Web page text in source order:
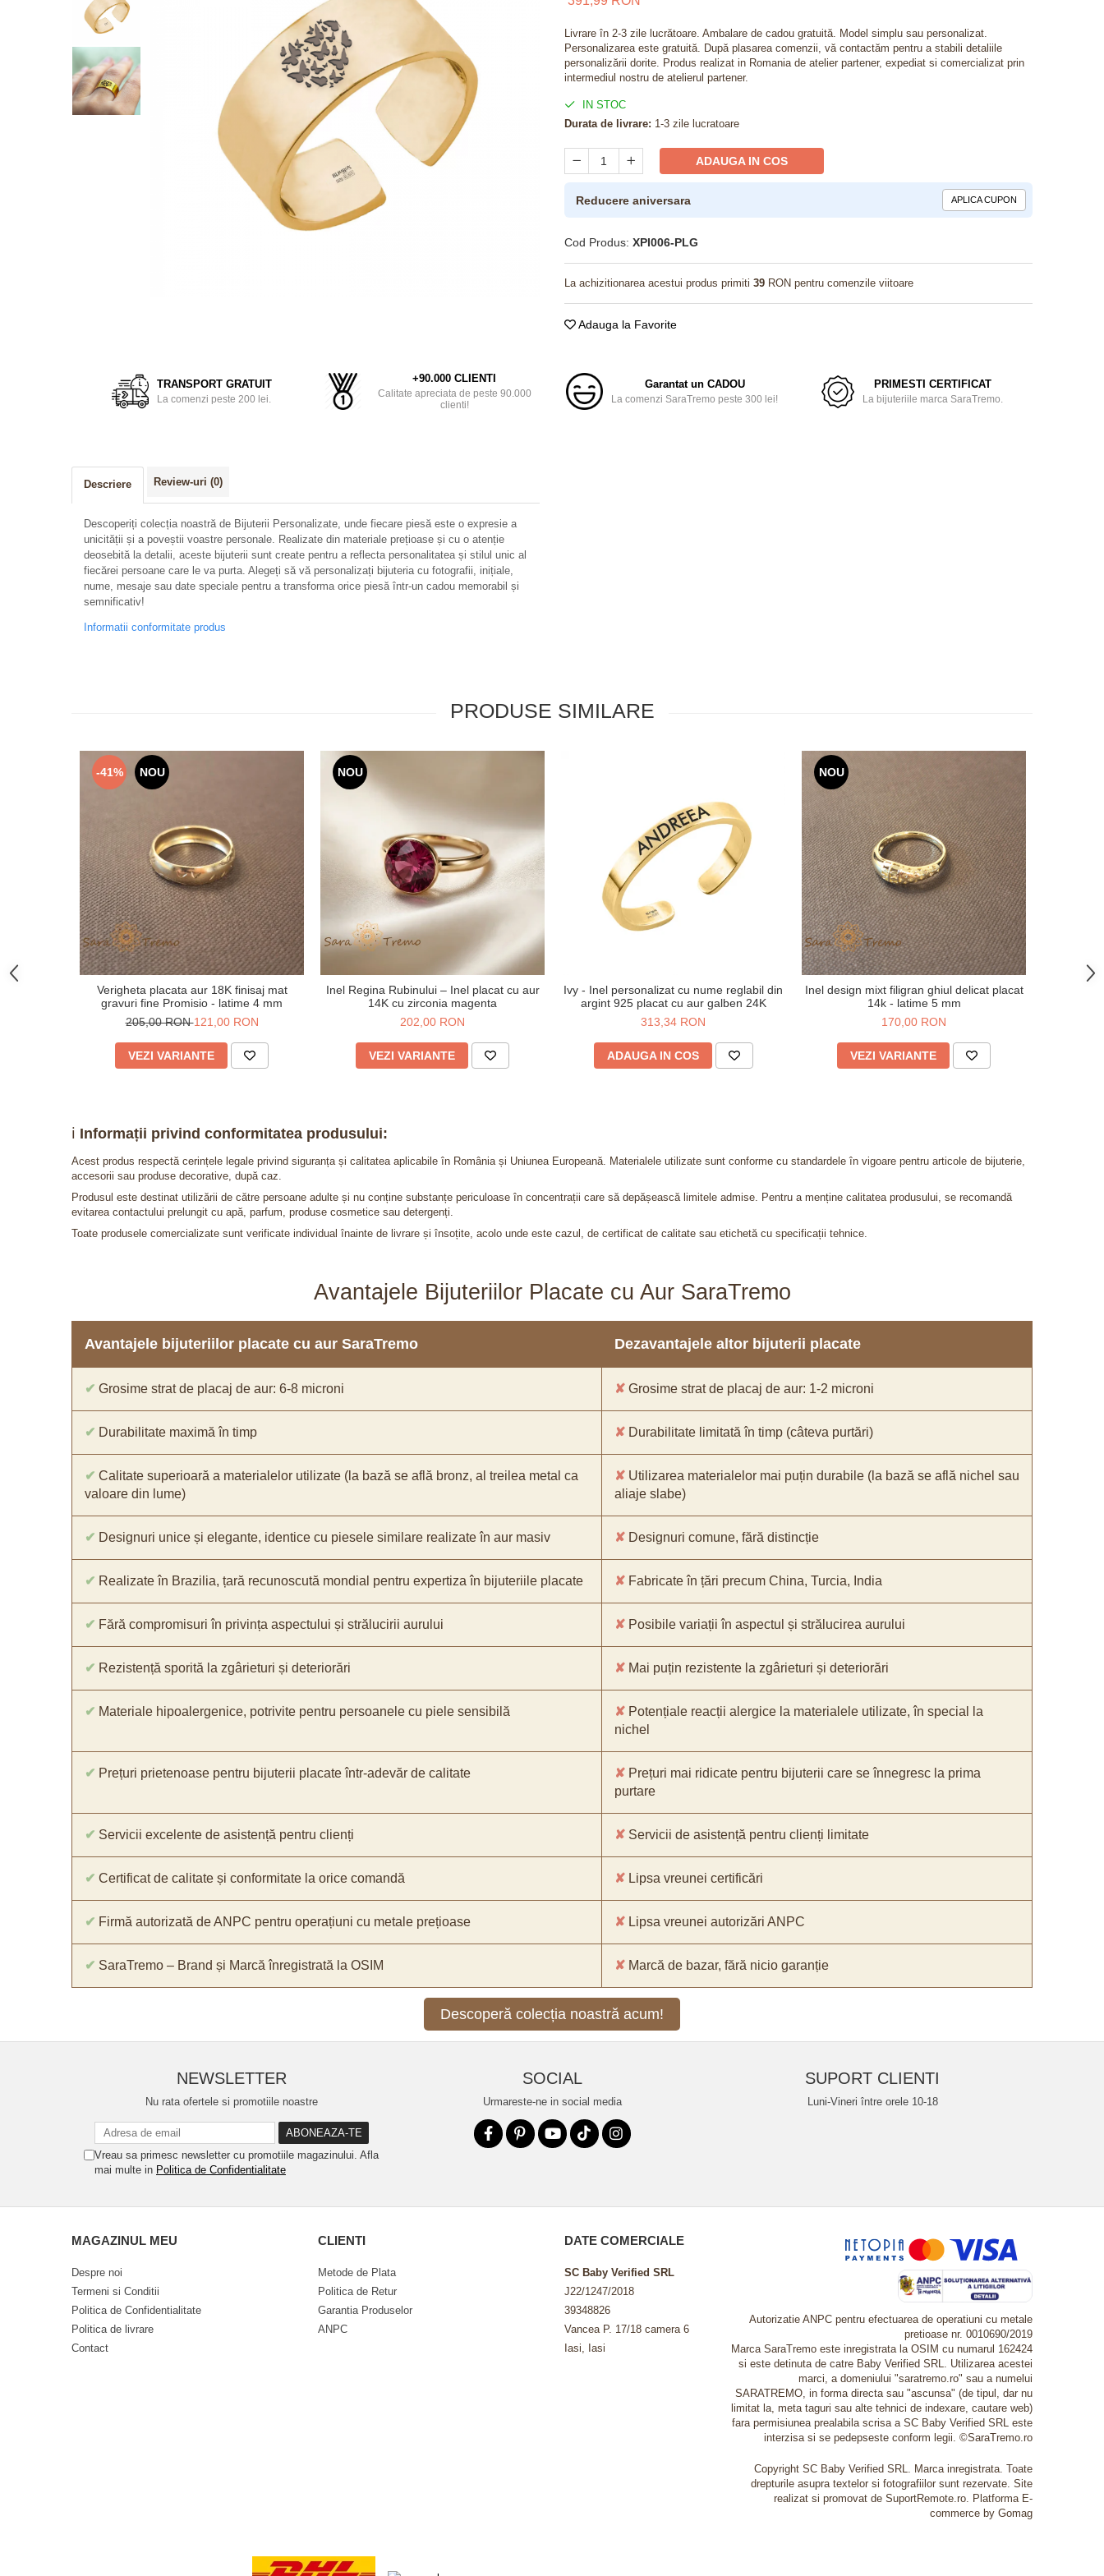
Bijuterii pentru barbati
Livrare în 2-3 zile lucrătoare. Ambalare de cadou gratuită. Model simplu sau personalizat.
Personalizarea este gratuită. După plasarea comenzii, vă contactăm pentru a stabili detaliile
personalizării dorite. Produs realizat in Romania de atelier partener, expediat si comercializat prin
intermediul nostru de atelierul partener.
IN STOC
Durata de livrare: 1-3 zile lucratoare
ADAUGA IN COS
Reducere aniversara APLICA CUPON
Cod Produs: XPI006-PLG
La achizitionarea acestui produs primiti 39 RON pentru comenzile viitoare
Adauga la Favorite
TRANSPORT GRATUIT
La comenzi peste 200 lei.
+90.000 CLIENTI
Calitate apreciata de peste 90.000
clienti!
Garantat un CADOU
La comenzi SaraTremo peste 300 lei!
PRIMESTI CERTIFICAT
La bijuteriile marca SaraTremo.
Descriere Review-uri (0)
Descoperiți colecția noastră de Bijuterii Personalizate, unde fiecare piesă este o expresie a
unicității și a poveștii voastre personale. Realizate din materiale prețioase și cu o atenție
deosebită la detalii, aceste bijuterii sunt create pentru a reflecta personalitatea și stilul unic al
fiecărei persoane care le va purta. Alegeți să vă personalizați bijuteria cu fotografii, inițiale,
nume, mesaje sau date speciale pentru a transforma orice piesă într-un cadou memorabil și
semnificativ!
Informatii conformitate produs
PRODUSE SIMILARE
-41% NOU
Verigheta placata aur 18K finisaj mat
gravuri fine Promisio - latime 4 mm
205,00 RON121,00 RON
VEZI VARIANTE
NOU
Inel Regina Rubinului – Inel placat cu aur
14K cu zirconia magenta
202,00 RON
VEZI VARIANTE
Ivy - Inel personalizat cu nume reglabil din
argint 925 placat cu aur galben 24K
313,34 RON
ADAUGA IN COS
NOU
Inel design mixt filigran ghiul delicat placat
14k - latime 5 mm
170,00 RON
VEZI VARIANTE
ℹ️ Informații privind conformitatea produsului:
Acest produs respectă cerințele legale privind siguranța și calitatea aplicabile în România și Uniunea Europeană. Materialele utilizate sunt conforme cu standardele în vigoare pentru articole de bijuterie,
accesorii sau produse decorative, după caz.
Produsul este destinat utilizării de către persoane adulte și nu conține substanțe periculoase în concentrații care să depășească limitele admise. Pentru a menține calitatea produsului, se recomandă
evitarea contactului prelungit cu apă, parfum, produse cosmetice sau detergenți.
Toate produsele comercializate sunt verificate individual înainte de livrare și însoțite, acolo unde este cazul, de certificat de calitate sau etichetă cu specificații tehnice.
Avantajele Bijuteriilor Placate cu Aur SaraTremo
Avantajele bijuteriilor placate cu aur SaraTremo Dezavantajele altor bijuterii placate
✔ Grosime strat de placaj de aur: 6-8 microni ✘ Grosime strat de placaj de aur: 1-2 microni
✔ Durabilitate maximă în timp ✘ Durabilitate limitată în timp (câteva purtări)
✔ Calitate superioară a materialelor utilizate (la bază se află bronz, al treilea metal ca
valoare din lume)
✘ Utilizarea materialelor mai puțin durabile (la bază se află nichel sau
aliaje slabe)
✔ Designuri unice și elegante, identice cu piesele similare realizate în aur masiv ✘ Designuri comune, fără distincție
✔ Realizate în Brazilia, țară recunoscută mondial pentru expertiza în bijuteriile placate ✘ Fabricate în țări precum China, Turcia, India
✔ Fără compromisuri în privința aspectului și strălucirii aurului ✘ Posibile variații în aspectul și strălucirea aurului
✔ Rezistență sporită la zgârieturi și deteriorări ✘ Mai puțin rezistente la zgârieturi și deteriorări
✔ Materiale hipoalergenice, potrivite pentru persoanele cu piele sensibilă ✘ Potențiale reacții alergice la materialele utilizate, în special la
nichel
✔ Prețuri prietenoase pentru bijuterii placate într-adevăr de calitate ✘ Prețuri mai ridicate pentru bijuterii care se înnegresc la prima
purtare
✔ Servicii excelente de asistență pentru clienți ✘ Servicii de asistență pentru clienți limitate
✔ Certificat de calitate și conformitate la orice comandă ✘ Lipsa vreunei certificări
✔ Firmă autorizată de ANPC pentru operațiuni cu metale prețioase ✘ Lipsa vreunei autorizări ANPC
✔ SaraTremo – Brand și Marcă înregistrată la OSIM ✘ Marcă de bazar, fără nicio garanție
Descoperă colecția noastră acum!
NEWSLETTER
Nu rata ofertele si promotiile noastre
Vreau sa primesc newsletter cu promotiile magazinului. Afla
mai multe in Politica de Confidentialitate
SOCIAL
Urmareste-ne in social media
SUPORT CLIENTI
Luni-Vineri între orele 10-18
MAGAZINUL MEU
Despre noi
Termeni si Conditii
Politica de Confidentialitate
Politica de livrare
Contact
CLIENTI
Metode de Plata
Politica de Retur
Garantia Produselor
ANPC
DATE COMERCIALE
SC Baby Verified SRL
J22/1247/2018
39348826
Vancea P. 17/18 camera 6
Iasi, Iasi
Autorizatie ANPC pentru efectuarea de operatiuni cu metale
pretioase nr. 0010690/2019
Marca SaraTremo este inregistrata la OSIM cu numarul 162424
si este detinuta de catre Baby Verified SRL. Utilizarea acestei
marci, a domeniului "saratremo.ro" sau a numelui
SARATREMO, in forma directa sau "ascunsa" (de tipul, dar nu
limitat la, meta taguri sau alte tehnici de indexare, cautare web)
fara permisiunea prealabila scrisa a SC Baby Verified SRL este
interzisa si se pedepseste conform legii. ©SaraTremo.ro
Copyright SC Baby Verified SRL. Marca inregistrata. Toate
drepturile asupra textelor si fotografiilor sunt rezervate. Site
realizat si promovat de SuportRemote.ro. Platforma E-
commerce by Gomag